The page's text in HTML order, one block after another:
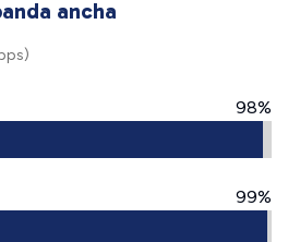
ancha
98%
99%